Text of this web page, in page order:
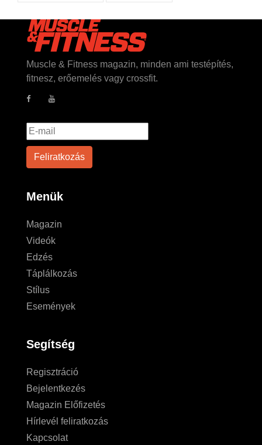
Muscle & Fitness magazin, minden ami testépítés,
fitnesz, erőemelés vagy crossfit.
Menük
Magazin
Videók
Edzés
Táplálkozás
Stílus
Események
Segítség
Regisztráció
Bejelentkezés
Magazin Előfizetés
Hírlevél feliratkozás
Kapcsolat